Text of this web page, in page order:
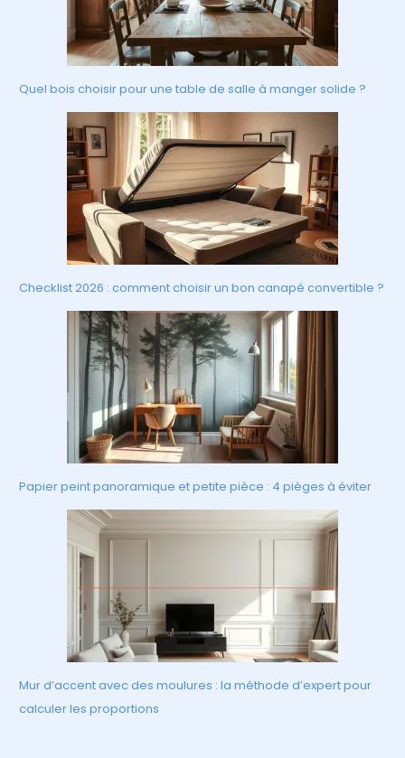
Quel bois choisir pour une table de salle à manger solide ?
Checklist 2026 : comment choisir un bon canapé convertible ?
Papier peint panoramique et petite pièce : 4 pièges à éviter
Mur d’accent avec des moulures : la méthode d’expert pour
calculer les proportions